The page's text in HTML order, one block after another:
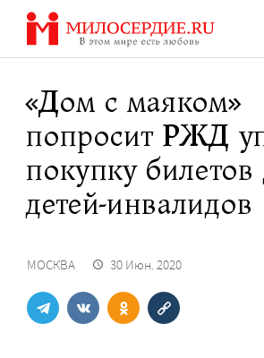
Перейти
содержанию
«Дом с маяком»
попросит РЖД
покупку билетов
детей-инвалидов
МОСКВА 30 Июн. 2020